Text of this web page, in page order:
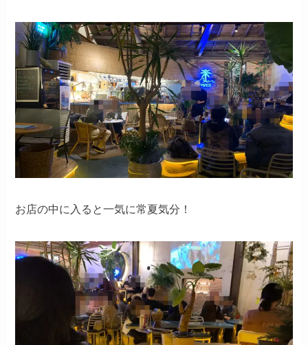
お店の中に入ると一気に常夏気分！